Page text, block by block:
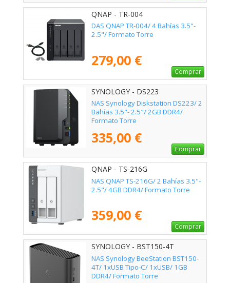
QNAP - TR-004
DAS QNAP TR-004/ 4 Bahías 3.5"-
2.5"/ Formato Torre
279,00 €
Comprar
SYNOLOGY - DS223
NAS Synology Diskstation DS223/ 2
Bahías 3.5"- 2.5"/ 2GB DDR4/
Formato Torre
335,00 €
Comprar
QNAP - TS-216G
NAS QNAP TS-216G/ 2 Bahías 3.5"-
2.5"/ 4GB DDR4/ Formato Torre
359,00 €
Comprar
SYNOLOGY - BST150-4T
NAS Synology BeeStation BST150-
4T/ 1xUSB Tipo-C/ 1xUSB/ 1GB
DDR4/ Formato Torre